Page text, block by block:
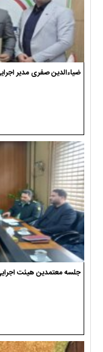
ضیاءالدین صفری مدیر
جلسه معتمدین هیئت